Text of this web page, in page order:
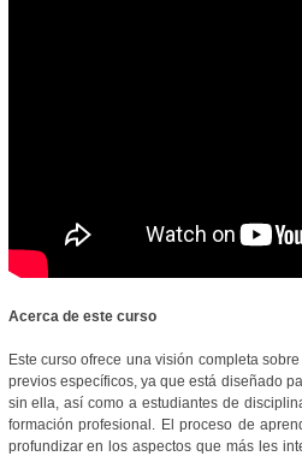
Acerca de este curso
Este curso ofrece una visión completa
previos específicos, ya que está diseñado
sin ella, así como a estudiantes de
formación profesional. El proceso de
profundizar en los aspectos que más les